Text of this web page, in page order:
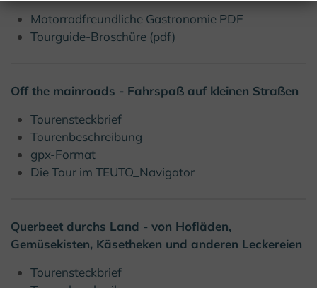
Motorradfreundliche Gastronomie PDF
Tourguide-Broschüre (pdf)
Off the mainroads - Fahrspaß auf kleinen Straßen
Tourensteckbrief
Tourenbeschreibung
gpx-Format
Die Tour im TEUTO_Navigator
Querbeet durchs Land - von Hofläden,
Gemüsekisten, Käsetheken und anderen Leckereien
Tourensteckbrief